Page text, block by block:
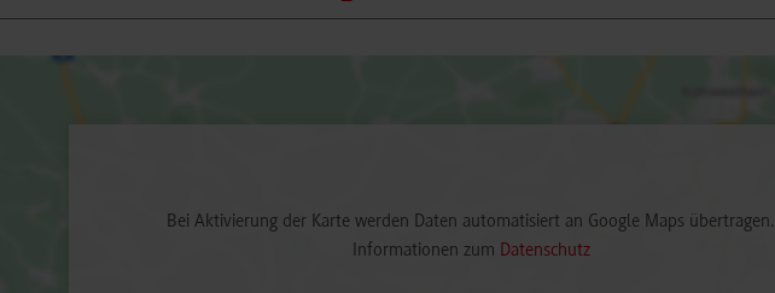
Bei Aktivierung der Karte werden Daten automatisiert an Google Maps übertragen.
Informationen zum Datenschutz